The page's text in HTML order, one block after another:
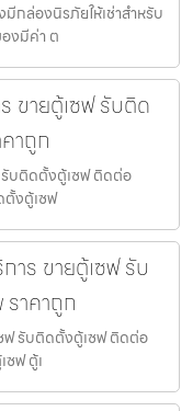
ล่องนิรภัยให้เช่าสำหรับ
องมีค่า ต
ขายตู้เซฟ รับติด
าถูก
รับติดตั้งตู้เซฟ ติดต่อ
ตั้งตู้เซฟ
าร ขายตู้เซฟ รับ
าคาถูก
ฟ รับติดตั้งตู้เซฟ ติดต่อ
ฟ ตู้เ